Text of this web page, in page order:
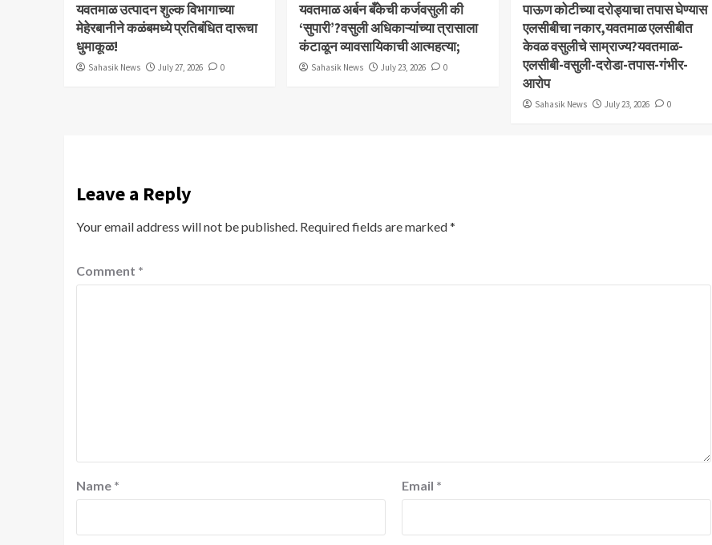
यवतमाळ उत्पादन शुल्क विभागाच्या
मेहेरबानीने कळंबमध्ये प्रतिबंधित दारूचा
धुमाकूळ!
Sahasik News July 27, 2026 0
​यवतमाळ अर्बन बँकेची कर्जवसुली की
‘सुपारी’?वसुली अधिकाऱ्यांच्या त्रासाला
कंटाळून व्यावसायिकाची आत्महत्या;
Sahasik News July 23, 2026 0
पाऊण कोटीच्या दरोड्याचा तपास घेण्यास
एलसीबीचा नकार,यवतमाळ एलसीबीत
केवळ वसुलीचे साम्राज्य?यवतमाळ-
एलसीबी-वसुली-दरोडा-तपास-गंभीर-
आरोप
Sahasik News July 23, 2026 0
Leave a Reply
Your email address will not be published. Required fields are marked*
Comment *
Name * Email *